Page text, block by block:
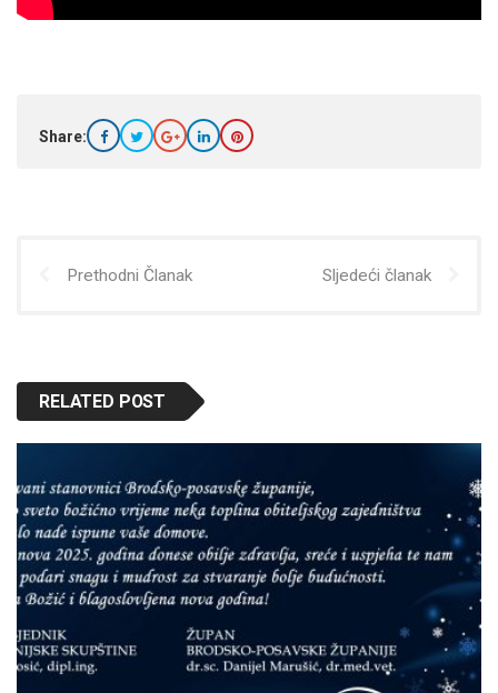
Share:
Prethodni Članak Sljedeći članak
RELATED POST